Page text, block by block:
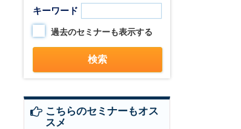
キーワード
過去のセミナーも表示する
こちらのセミナーもオス
スメ